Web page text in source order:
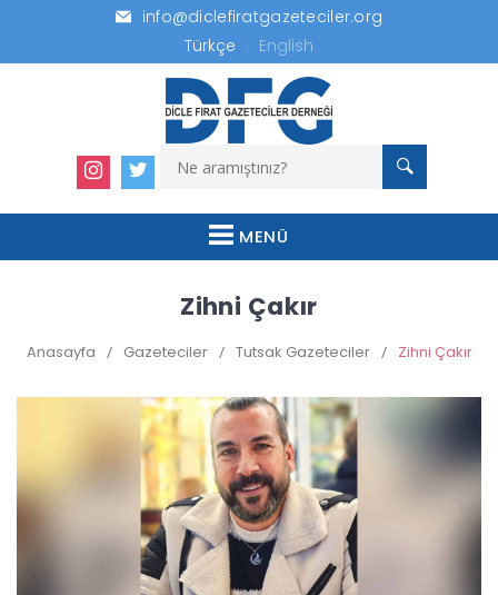
info@diclefiratgazeteciler.org
Türkçe
English
MENÜ
Zihni Çakır
Anasayfa / Gazeteciler / Tutsak Gazeteciler / Zihni Çakır